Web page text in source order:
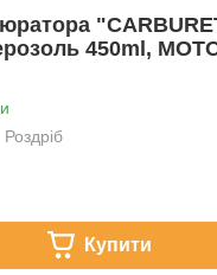
450ml,
Роздріб
Купити